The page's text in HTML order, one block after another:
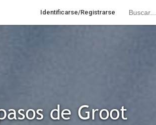
Identificarse/Registrarse
de Groot